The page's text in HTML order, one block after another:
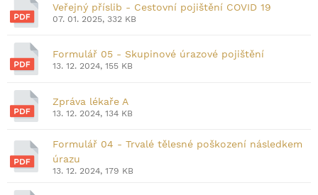
Veřejný příslib - Cestovní pojištění COVID 19
07. 01. 2025, 332 KB
Formulář 05 - Skupinové úrazové pojištění
13. 12. 2024, 155 KB
Zpráva lékaře A
13. 12. 2024, 134 KB
Formulář 04 - Trvalé tělesné poškození následkem
úrazu
13. 12. 2024, 179 KB